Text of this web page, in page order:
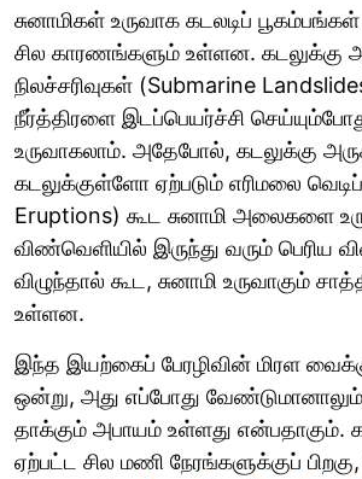
சுனாமிகள் உருவாக கடலடிப் பூகம்பங்கள்
சில காரணங்களும் உள்ளன. கடலுக்கு
நிலச்சரிவுகள் (Submarine
நீர்த்திரளை இடப்பெயர்ச்சி
உருவாகலாம். அதேபோல், கடலுக்கு
கடலுக்குள்ளோ ஏற்படும் எரிமலை
Eruptions) கூட சுனாமி அலைகளை
விண்வெளியில் இருந்து வரும் பெரிய
விழுந்தால் கூட, சுனாமி உருவாகும்
உள்ளன.
இந்த இயற்கைப் பேரழிவின் மிரள
ஒன்று, அது எப்போது
தாக்கும் அபாயம் உள்ளது என்பதாகும்.
ஏற்பட்ட சில மணி நேரங்களுக்குப்